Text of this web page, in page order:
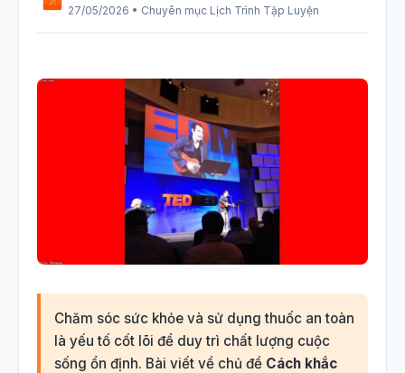
27/05/2026 • Chuyên mục Lịch Trình Tập Luyện
Chăm sóc sức khỏe và sử dụng thuốc an toàn
là yếu tố cốt lõi để duy trì chất lượng cuộc
sống ổn định. Bài viết về chủ đề Cách khắc